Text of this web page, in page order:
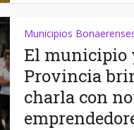
Municipios
El municipio
Provincia
charla con